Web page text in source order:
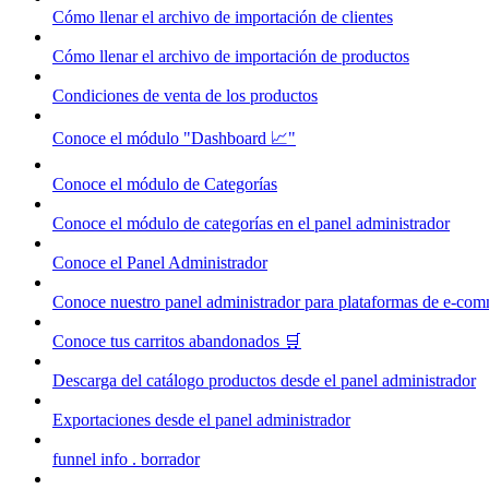
Cómo llenar el archivo de importación de clientes
Cómo llenar el archivo de importación de productos
Condiciones de venta de los productos
Conoce el módulo "Dashboard 📈"
Conoce el módulo de Categorías
Conoce el módulo de categorías en el panel administrador
Conoce el Panel Administrador
Conoce nuestro panel administrador para plataformas de e-
Conoce tus carritos abandonados 🛒
Descarga del catálogo productos desde el panel administrador
Exportaciones desde el panel administrador
funnel info . borrador